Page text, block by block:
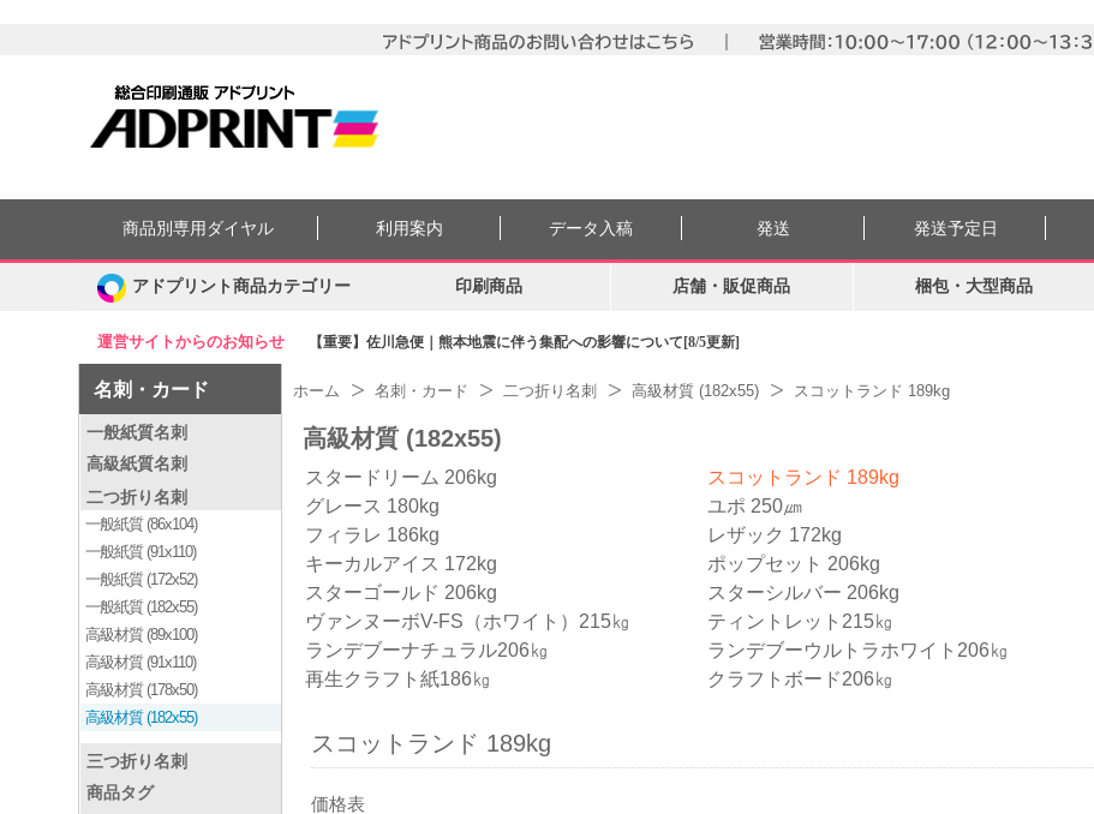
運営サイトからのお知らせ 【重要】佐川急便｜熊本地震に伴う集配への影響について[8/5更新]
商品別専用ダイヤル 利用案内 データ入稿 発送 発送予定日
アドプリント商品カテゴリー 印刷商品 店舗・販促商品 梱包・大型商品
名刺・カード
一般紙質名刺
高級紙質名刺
二つ折り名刺
一般紙質 (86x104)
一般紙質 (91x110)
一般紙質 (172x52)
一般紙質 (182x55)
高級材質 (89x100)
高級材質 (91x110)
高級材質 (178x50)
高級材質 (182x55)
三つ折り名刺
商品タグ
ホーム 名刺・カード 二つ折り名刺 高級材質 (182x55) スコットランド 189kg
高級材質 (182x55)
スタードリーム 206kg スコットランド 189kg
グレース 180kg
ユポ 250㎛
フィラレ 186kg
レザック 172kg
キーカルアイス 172kg
ポップセット 206kg
スターゴールド 206kg
スターシルバー 206kg
ヴァンヌーボV-FS（ホワイト）215㎏
ティントレット215㎏
ランデブーナチュラル206㎏
ランデブーウルトラホワイト206㎏
再生クラフト紙186㎏
クラフトボード206㎏
スコットランド 189kg
価格表